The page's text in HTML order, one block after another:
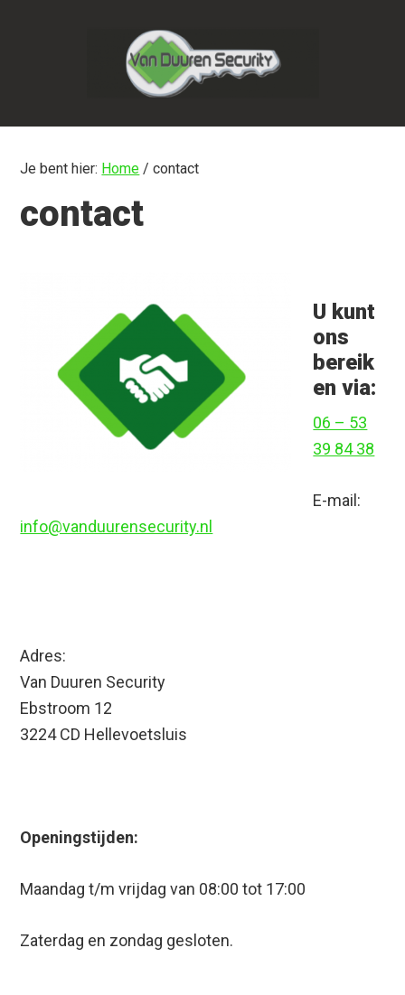
Je bent hier: Home / contact
contact
U kunt
ons
bereik
en via:
06 – 53
39 84 38
E-mail:
info@vanduurensecurity.nl
Adres:
Van Duuren Security
Ebstroom 12
3224 CD Hellevoetsluis
Openingstijden:
Maandag t/m vrijdag van 08:00 tot 17:00
Zaterdag en zondag gesloten.